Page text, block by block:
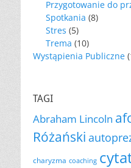
Przygotowanie do
Spotkania (8)
Stres (5)
Trema (10)
Wystąpienia Publiczne
TAGI
Abraham Lincoln
Różański
charyzma coaching